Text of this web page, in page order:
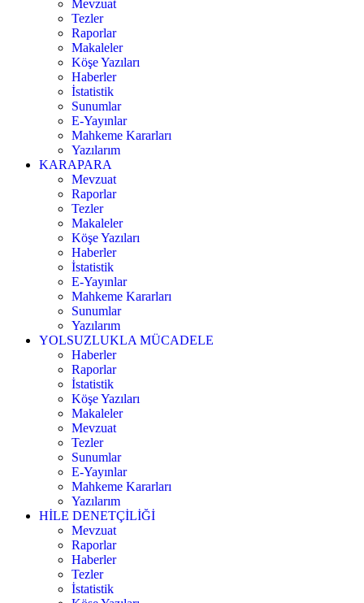
Mevzuat
Tezler
Raporlar
Makaleler
Köşe Yazıları
Haberler
İstatistik
Sunumlar
E-Yayınlar
Mahkeme Kararları
Yazılarım
KARAPARA
Mevzuat
Raporlar
Tezler
Makaleler
Köşe Yazıları
Haberler
İstatistik
E-Yayınlar
Mahkeme Kararları
Sunumlar
Yazılarım
YOLSUZLUKLA MÜCADELE
Haberler
Raporlar
İstatistik
Köşe Yazıları
Makaleler
Mevzuat
Tezler
Sunumlar
E-Yayınlar
Mahkeme Kararları
Yazılarım
HİLE DENETÇİLİĞİ
Mevzuat
Raporlar
Haberler
Tezler
İstatistik